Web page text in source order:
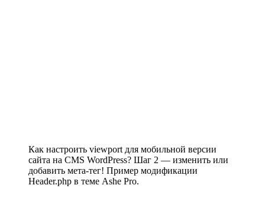
Как настроить viewport для мобильной версии
сайта на CMS WordPress? Шаг 2 — изменить или
добавить мета-тег! Пример модификации
Header.php в теме Ashe Pro.